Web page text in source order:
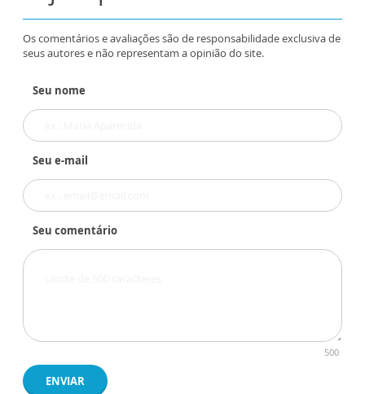
Os comentários e avaliações são de responsabilidade exclusiva de
seus autores e não representam a opinião do site.
Seu nome
Seu e-mail
Seu comentário
500
ENVIAR